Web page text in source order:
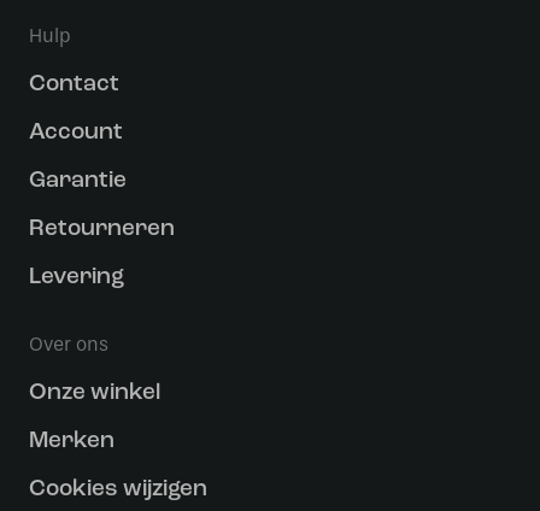
Hulp
Contact
Account
Garantie
Retourneren
Levering
Over ons
Onze winkel
Merken
Cookies wijzigen